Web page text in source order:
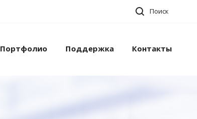
Поиск
Портфолио Поддержка Контакты